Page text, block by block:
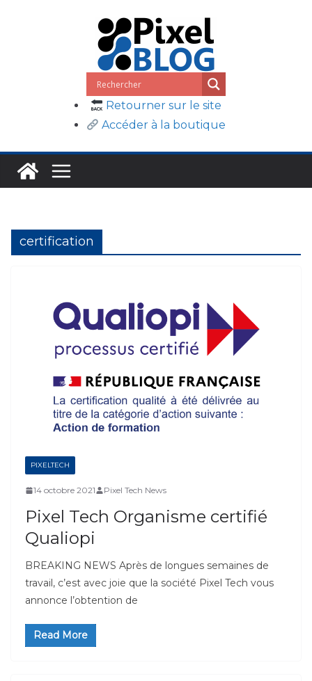
Retourner sur le site
Accéder à la boutique
certification
PIXELTECH
14 octobre 2021 Pixel Tech News
Pixel Tech Organisme certifié
Qualiopi
BREAKING NEWS Après de longues semaines de
travail, c’est avec joie que la société Pixel Tech vous
annonce l’obtention de
Read More